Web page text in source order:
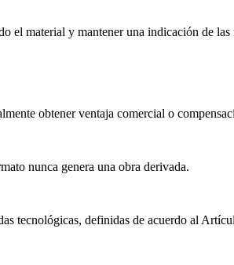
el material y mantener una indicación de
obtener ventaja comercial o
nunca genera una obra derivada.
tecnológicas, definidas de acuerdo al